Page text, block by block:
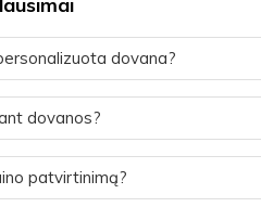
dovana?
dovanos?
patvirtinimą?